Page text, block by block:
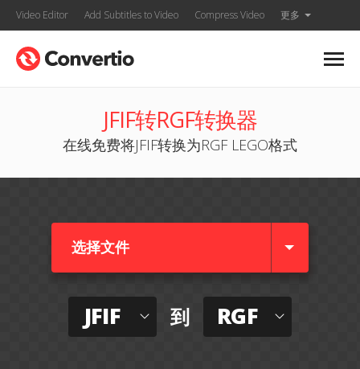
Video Editor Add Subtitles to Video Compress Video 更多
JFIF转RGF转换器
在线免费将JFIF转换为RGF LEGO格式
选择文件
JFIF 到 RGF